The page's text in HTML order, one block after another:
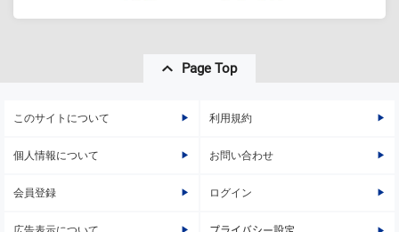
Page Top
このサイトについて 利用規約
個人情報について お問い合わせ
会員登録 ログイン